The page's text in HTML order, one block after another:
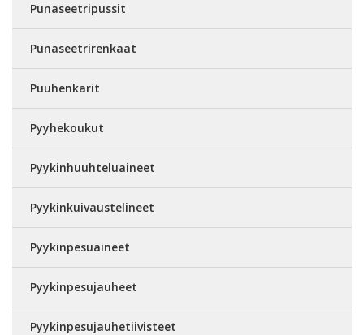
Punaseetripussit
Punaseetrirenkaat
Puuhenkarit
Pyyhekoukut
Pyykinhuuhteluaineet
Pyykinkuivaustelineet
Pyykinpesuaineet
Pyykinpesujauheet
Pyykinpesujauhetiivisteet